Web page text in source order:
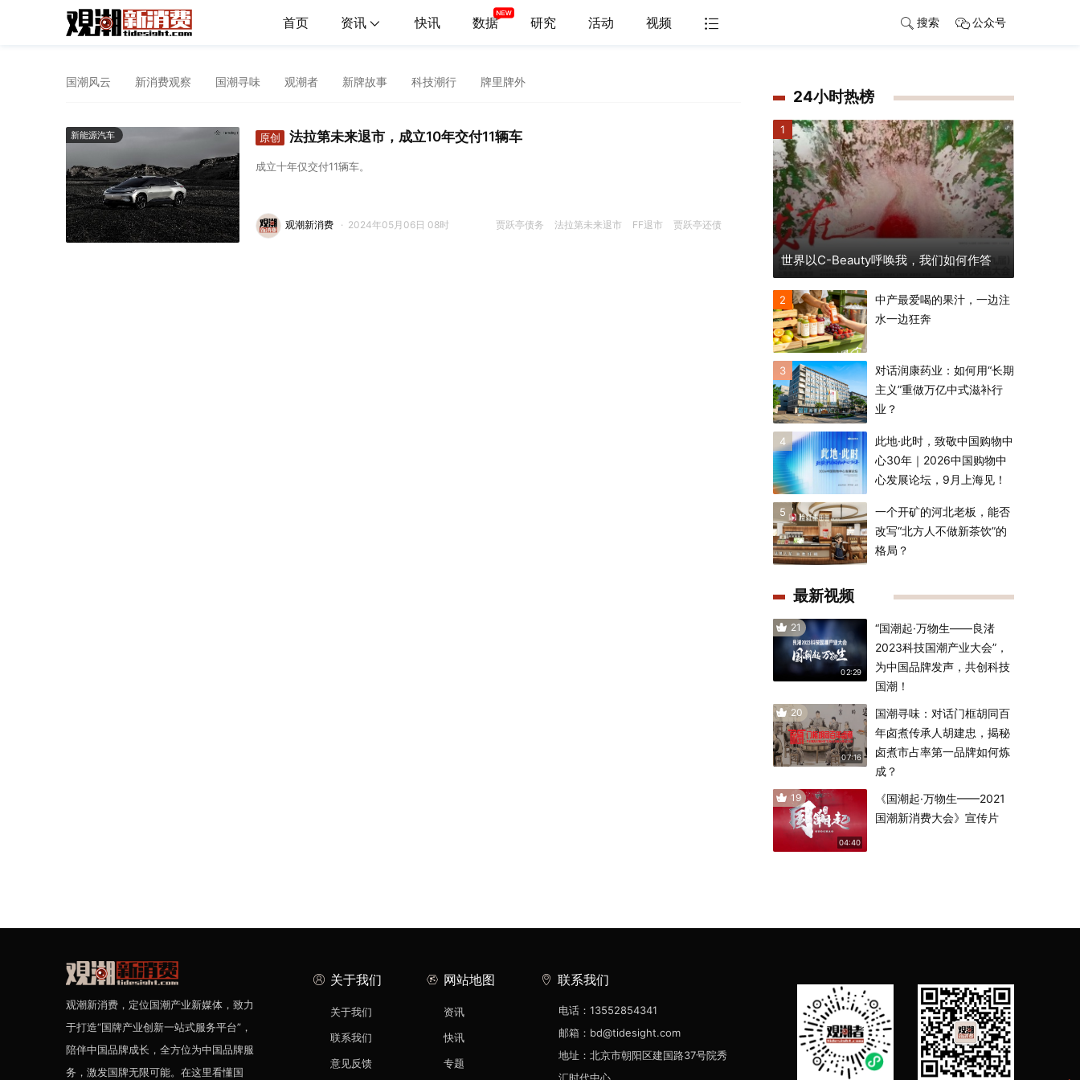
首页 资讯 快讯 数据 研究 活动 视频 搜索 公众号
国潮风云 新消费观察 国潮寻味 观潮者 新牌故事 科技潮行 牌里牌外
新能源汽车 原创 法拉第未来退市，成立10年交付11辆车
成立十年仅交付11辆车。
贾跃亭债务 法拉第未来退市 FF退市 贾跃亭还债
观潮新消费 · 2024年05月06日 08时
24小时热榜
1
世界以C-Beauty呼唤我，我们如何作答
2
中产最爱喝的果汁，一边注
水一边狂奔
3
对话润康药业：如何用“长期
主义”重做万亿中式滋补行
业？
4
此地·此时，致敬中国购物中
心30年｜2026中国购物中
心发展论坛，9月上海见！
5
一个开矿的河北老板，能否
改写“北方人不做新茶饮”的
格局？
最新视频
21
02:29
“国潮起·万物生——良渚
2023科技国潮产业大会”，
为中国品牌发声，共创科技
国潮！
20
07:16
国潮寻味：对话门框胡同百
年卤煮传承人胡建忠，揭秘
卤煮市占率第一品牌如何炼
成？
19
04:40
《国潮起·万物生——2021
国潮新消费大会》宣传片
观潮新消费，定位国潮产业新媒体，致力
于打造“国牌产业创新一站式服务平台”，
陪伴中国品牌成长，全方位为中国品牌服
务，激发国牌无限可能。在这里看懂国
关于我们
关于我们
联系我们
意见反馈
网站地图
资讯
快讯
专题
联系我们
电话：13552854341
邮箱：bd@tidesight.com
地址：北京市朝阳区建国路37号院秀